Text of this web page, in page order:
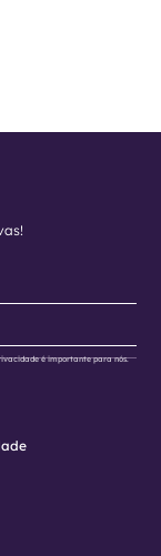
é importante para nós.